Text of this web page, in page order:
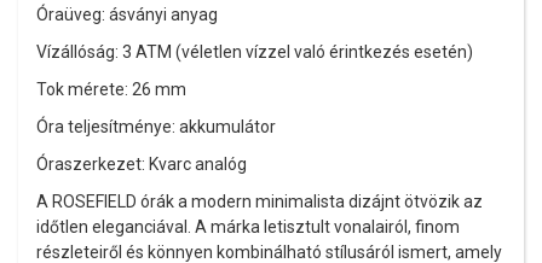
Óraüveg: ásványi anyag
Vízállóság: 3 ATM (véletlen vízzel való érintkezés esetén)
Tok mérete: 26 mm
Óra teljesítménye: akkumulátor
Óraszerkezet: Kvarc analóg
A ROSEFIELD órák a modern minimalista dizájnt ötvözik az
időtlen eleganciával. A márka letisztult vonalairól, finom
részleteiről és könnyen kombinálható stílusáról ismert, amely